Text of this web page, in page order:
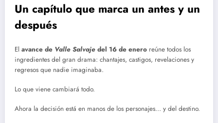
Un capítulo que marca un antes y un
después
El avance de Valle Salvaje del 16 de enero reúne todos los
ingredientes del gran drama: chantajes, castigos, revelaciones y
regresos que nadie imaginaba.
Lo que viene cambiará todo.
Ahora la decisión está en manos de los personajes… y del destino.